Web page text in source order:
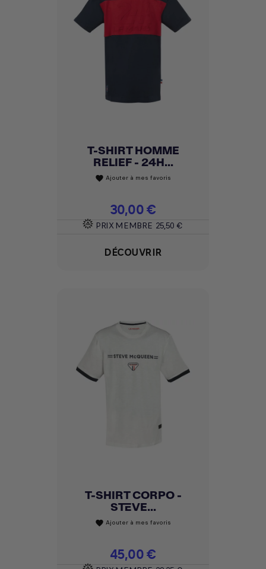
T-SHIRT HOMME
RELIEF - 24H...
favorite Ajouter à mes favoris
Prix
30,00 €
PRIX MEMBRE 25,50 €
DÉCOUVRIR
T-SHIRT CORPO -
STEVE...
favorite Ajouter à mes favoris
Prix
45,00 €